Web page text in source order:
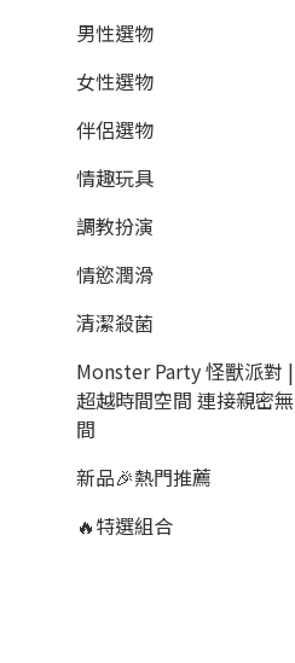
男性選物
女性選物
伴侶選物
情趣玩具
調教扮演
情慾潤滑
清潔殺菌
Monster Party 怪獸派對 |
超越時間空間 連接親密無
間
新品🎉熱門推薦
🔥特選組合